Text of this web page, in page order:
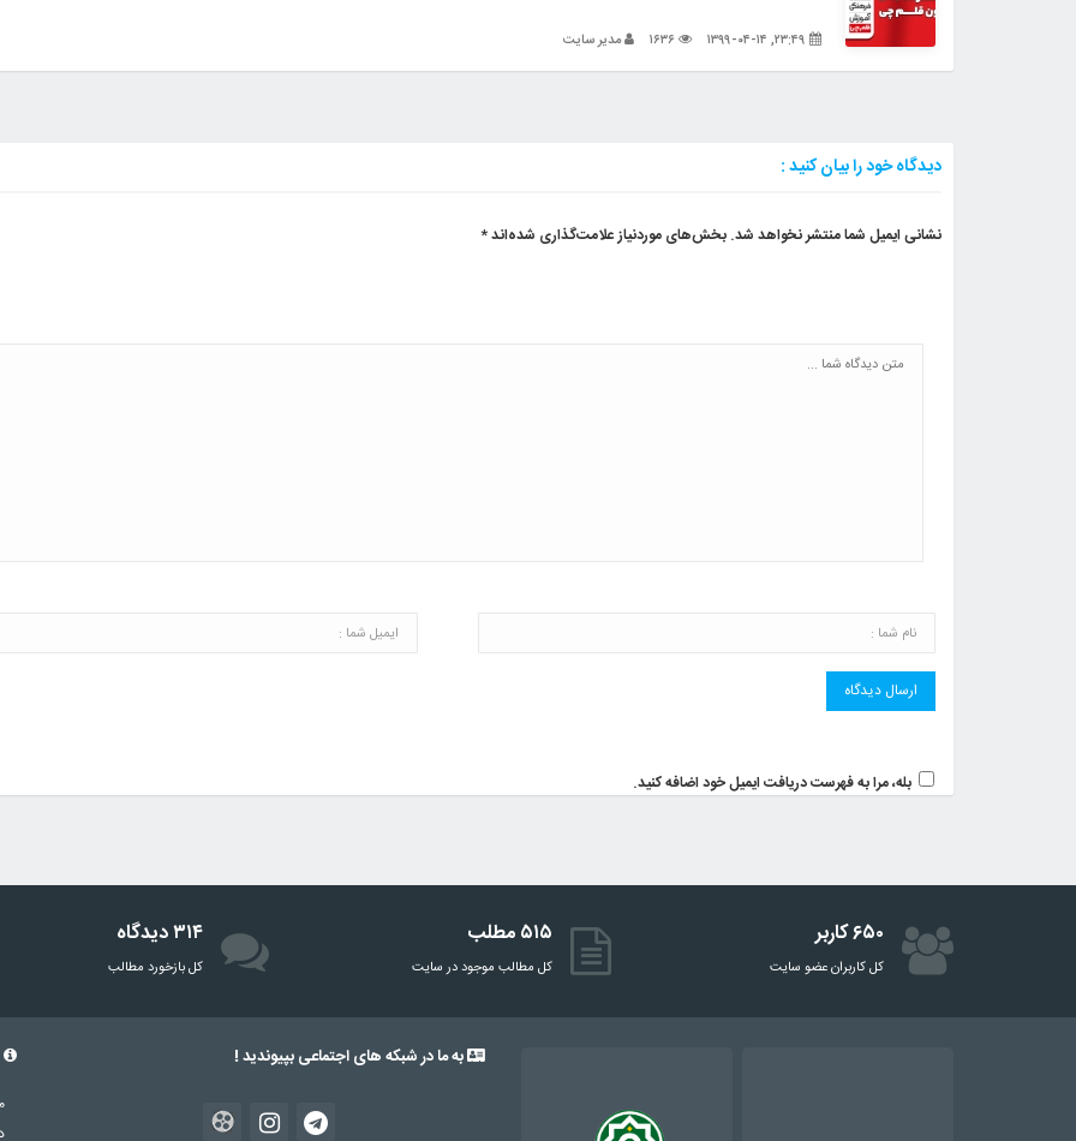
مدیر سایت
دیدگاه خود را بیان کنید :
نشانی ایمیل شما منتشر نخواهد شد. بخش‌های موردنیاز علامت‌گذاری شده‌اند*
بله، مرا به فهرست دریافت ایمیل خود اضافه کنید.
۶۵۰ کاربر
کل کاربران عضو سایت
۵۱۵ مطلب
کل مطالب موجود در سایت
۳۱۴ دیدگاه
‌کل بازخورد مطالب
به ما در شبکه های اجتماعی بپیوندید !